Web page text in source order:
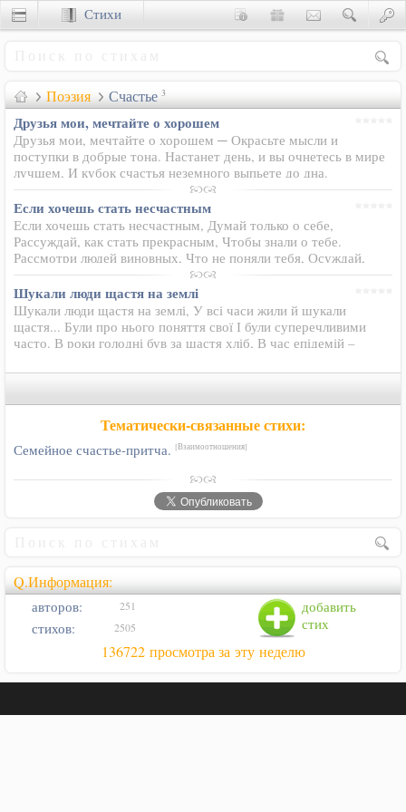
Поэзия Счастье 3
Друзья мои, мечтайте о хорошем
Друзья мои, мечтайте о хорошем ─ Окрасьте мысли и
поступки в добрые тона. Настанет день, и вы очнетесь в мире
лучшем, И кубок счастья неземного выпьете до дна.
Если хочешь стать несчастным
Если хочешь стать несчастным, Думай только о себе,
Рассуждай, как стать прекрасным, Чтобы знали о тебе.
Рассмотри людей виновных, Что не поняли тебя, Осуждай,
кори греховных, Но не осуждай себя. Замечай - нет уважения,
Нет любви к тебе…
Шукали люди щастя на землі
Шукали люди щастя на землі, У всі часи жили й шукали
щастя... Були про нього поняття свої І були суперечливими
часто. В роки голодні був за щастя хліб, В час епідемій –
загибель рідних…
Тематически-связанные стихи:
Семейное счастье-притча. [Взаимоотношения]
Q.Информация:
добавить
стих
авторов: 251
стихов: 2505
136722 просмотра за эту неделю
Стихи